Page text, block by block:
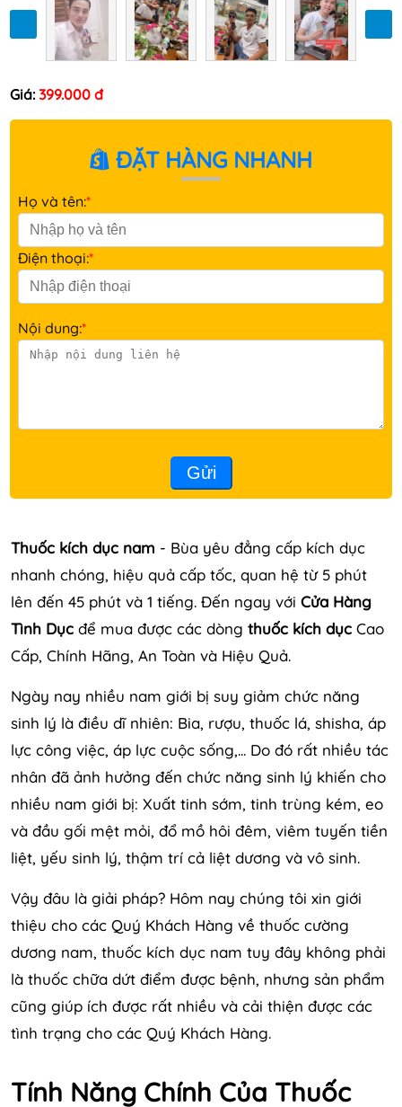
Giá: 399.000 đ
ĐẶT HÀNG NHANH
Họ và tên:*
Điện thoại:*
Nội dung:*
Gửi
Thuốc kích dục nam - Bùa yêu đẳng cấp kích dục
nhanh chóng, hiệu quả cấp tốc, quan hệ từ 5 phút
lên đến 45 phút và 1 tiếng. Đến ngay với Cửa Hàng
Tình Dục để mua được các dòng thuốc kích dục Cao
Cấp, Chính Hãng, An Toàn và Hiệu Quả.
Ngày nay nhiều nam giới bị suy giảm chức năng
sinh lý là điều dĩ nhiên: Bia, rượu, thuốc lá, shisha, áp
lực công việc, áp lực cuộc sống,... Do đó rất nhiều tác
nhân đã ảnh hưởng đến chức năng sinh lý khiến cho
nhiều nam giới bị: Xuất tinh sớm, tinh trùng kém, eo
và đầu gối mệt mỏi, đổ mồ hôi đêm, viêm tuyến tiền
liệt, yếu sinh lý, thậm trí cả liệt dương và vô sinh.
Vậy đâu là giải pháp? Hôm nay chúng tôi xin giới
thiệu cho các Quý Khách Hàng về thuốc cường
dương nam, thuốc kích dục nam tuy đây không phải
là thuốc chữa dứt điểm được bệnh, nhưng sản phẩm
cũng giúp ích được rất nhiều và cải thiện được các
tình trạng cho các Quý Khách Hàng.
Tính Năng Chính Của Thuốc